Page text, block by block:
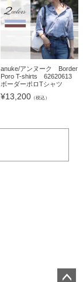
anuke/アンヌーク Border
Poro T-shirts 62620613
ボーダーポロTシャツ
¥13,200（税込）